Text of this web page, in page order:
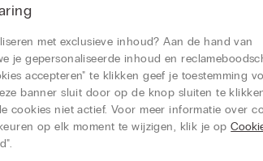
met exclusieve inhoud? Aan de hand van
je gepersonaliseerde inhoud en
accepteren" te klikken geef je toestemming
banner sluit door op de knop sluiten te
cookies niet actief. Voor meer informatie over
op elk moment te wijzigen, klik je op